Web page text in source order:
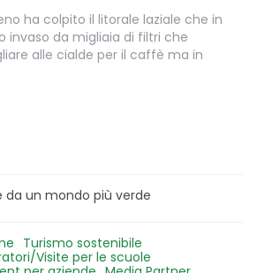
ha colpito il litorale laziale che in
invaso da migliaia di filtri che
alle cialde per il caffè ma in
da un mondo più verde
Turismo sostenibile
Visite per le scuole